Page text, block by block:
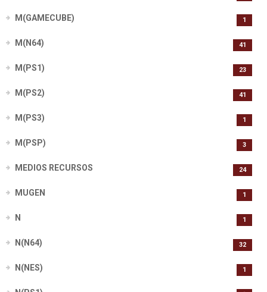
M(GAMECUBE) 1
M(N64) 41
M(PS1) 23
M(PS2) 41
M(PS3) 1
M(PSP) 3
MEDIOS RECURSOS 24
MUGEN 1
N 1
N(N64) 32
N(NES) 1